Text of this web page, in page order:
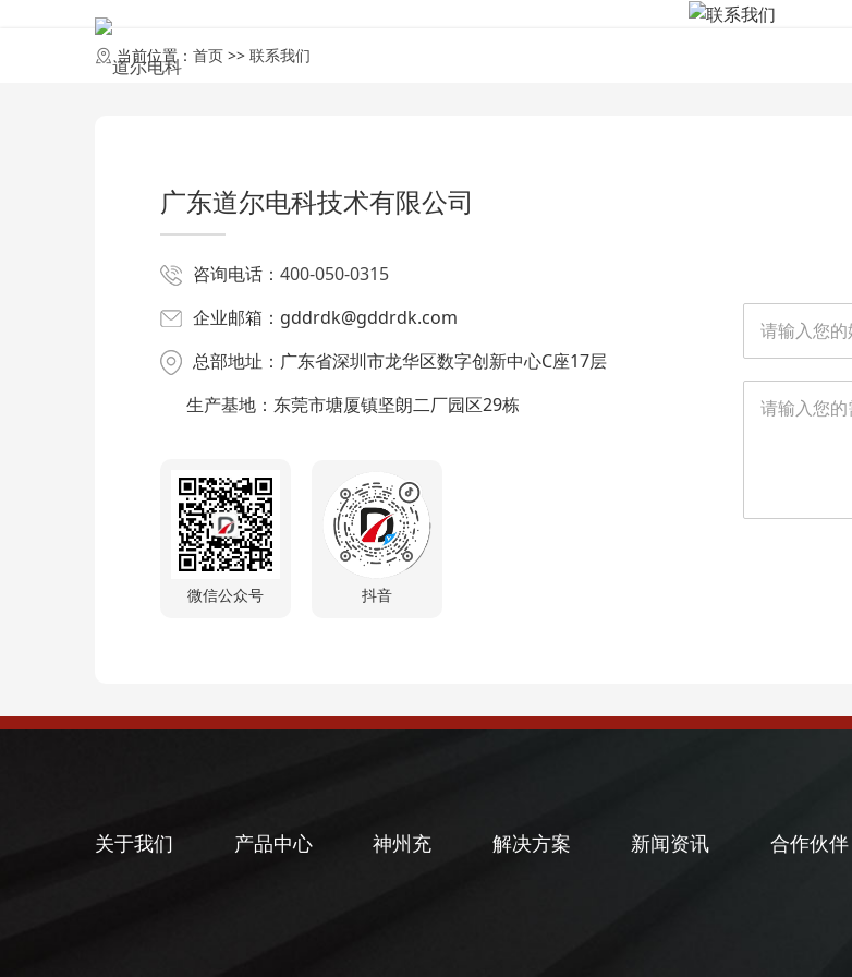
当前位置： 首页 >> 联系我们
广东道尔电科技术有限公司
咨询电话： 400-050-0315
企业邮箱：gddrdk@gddrdk.com
总部地址：广东省深圳市龙华区数字创新中心C座17层
生产基地：东莞市塘厦镇坚朗二厂园区29栋
微信公众号 抖音
关于我们 产品中心 神州充 解决方案 新闻资讯 合作伙伴